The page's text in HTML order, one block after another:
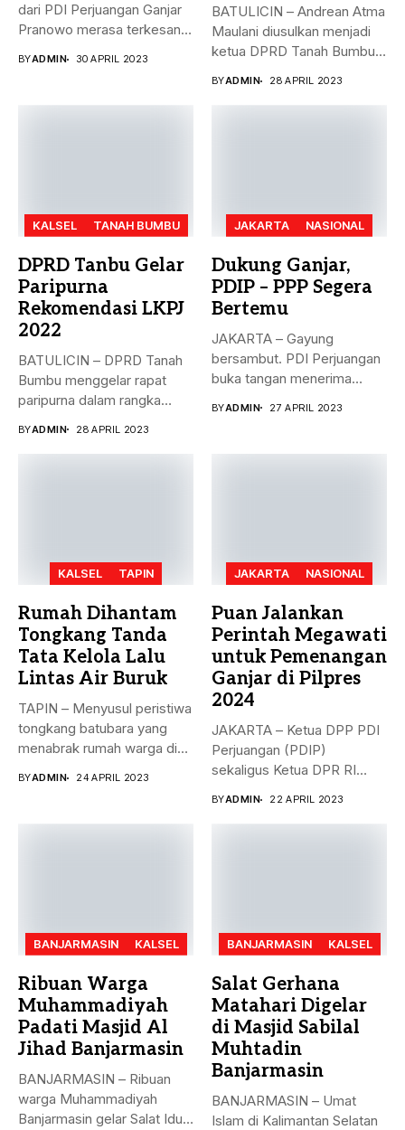
dari PDI Perjuangan Ganjar
Pranowo merasa terkesan
BYADMIN 30 APRIL 2023
BATULICIN – Andrean Atma
Maulani diusulkan menjadi
ketua DPRD Tanah Bumbu,
BYADMIN 28 APRIL 2023
KALSEL TANAH BUMBU
DPRD Tanbu Gelar
Paripurna
Rekomendasi LKPJ
2022
BATULICIN – DPRD Tanah
Bumbu menggelar rapat
paripurna dalam rangka
BYADMIN 28 APRIL 2023
JAKARTA NASIONAL
Dukung Ganjar,
PDIP – PPP Segera
Bertemu
JAKARTA – Gayung
bersambut. PDI Perjuangan
buka tangan menerima
BYADMIN 27 APRIL 2023
KALSEL TAPIN
Rumah Dihantam
Tongkang Tanda
Tata Kelola Lalu
Lintas Air Buruk
TAPIN – Menyusul peristiwa
tongkang batubara yang
menabrak rumah warga di
BYADMIN 24 APRIL 2023
JAKARTA NASIONAL
Puan Jalankan
Perintah Megawati
untuk Pemenangan
Ganjar di Pilpres
2024
JAKARTA – Ketua DPP PDI
Perjuangan (PDIP)
sekaligus Ketua DPR RI
BYADMIN 22 APRIL 2023
BANJARMASIN KALSEL
Ribuan Warga
Muhammadiyah
Padati Masjid Al
Jihad Banjarmasin
BANJARMASIN – Ribuan
warga Muhammadiyah
Banjarmasin gelar Salat Idul
BANJARMASIN KALSEL
Salat Gerhana
Matahari Digelar
di Masjid Sabilal
Muhtadin
Banjarmasin
BANJARMASIN – Umat
Islam di Kalimantan Selatan